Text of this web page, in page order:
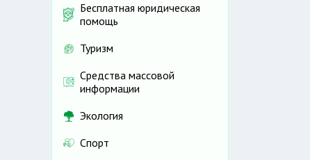
Бесплатная юридическая
помощь
Туризм
Средства массовой
информации
Экология
Спорт